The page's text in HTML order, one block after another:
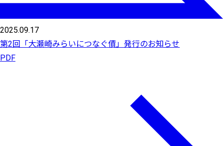
2025.09.17
第2回「大瀬崎みらいにつなぐ債」発行のお知らせ
PDF